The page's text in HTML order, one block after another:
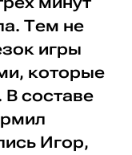
Тем не
игры
которые
В составе
Игор,